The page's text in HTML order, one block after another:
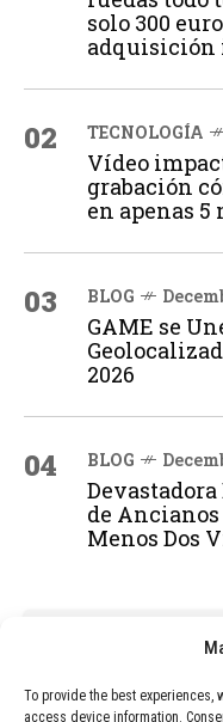
To provide the best
access device information.
solo 300
adquisición
02 TECNOLOGÍA
Vídeo
grabación
en apenas
03 BLOG
GAME se
2026
04 BLOG
de
Menos Dos